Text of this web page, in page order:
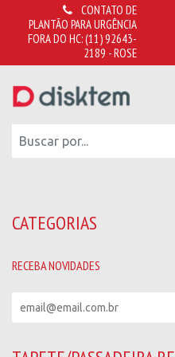
CONTATO DE
PLANTÃO PARA URGÊNCIA
FORA DO HC:(11) 92643-
2189 - ROSE
CATEGORIAS
RECEBA NOVIDADES